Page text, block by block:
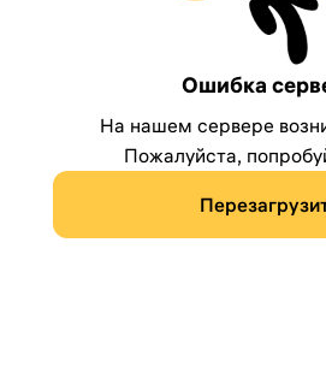
Ошибка
На нашем сервере
Пожалуйста,